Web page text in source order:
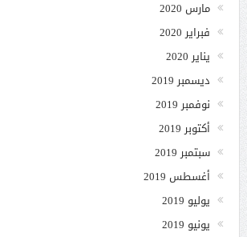
مارس 2020
فبراير 2020
يناير 2020
ديسمبر 2019
نوفمبر 2019
أكتوبر 2019
سبتمبر 2019
أغسطس 2019
يوليو 2019
يونيو 2019